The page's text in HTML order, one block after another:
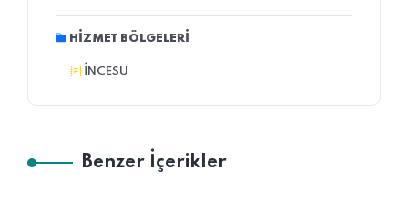
HIZMET BÖLGELERI
İNCESU
Benzer İçerikler